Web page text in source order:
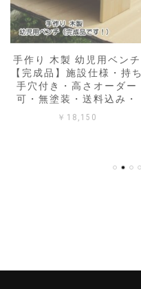
手作り 木製 幼児用ベンチ
【完成品】施設仕様・持ち
手穴付き・高さオーダー
可・無塗装・送料込み・
￥ 18,150